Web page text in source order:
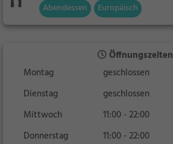
Abendessen
Europäisch
Öffnungszeiten
Montag
geschlossen
Dienstag
geschlossen
Mittwoch
11:00 - 22:00
Donnerstag
11:00 - 22:00